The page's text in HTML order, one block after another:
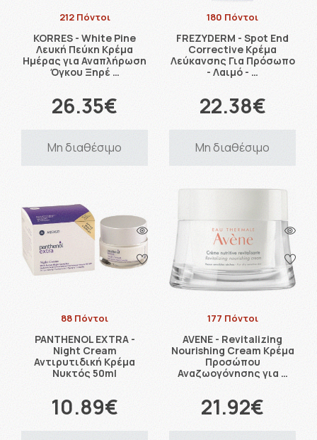
212 Πόντοι
KORRES - White Pine
Λευκή Πεύκη Κρέμα
Ημέρας για Αναπλήρωση
Όγκου Ξηρέ …
26.35€
Μη διαθέσιμο
180 Πόντοι
FREZYDERM - Spot End
Corrective Κρέμα
Λεύκανσης Για Πρόσωπο
- Λαιμό - …
22.38€
Μη διαθέσιμο
88 Πόντοι
PANTHENOL EXTRA -
Night Cream
Αντιρυτιδική Κρέμα
Νυκτός 50ml
10.89€
177 Πόντοι
AVENE - Revitalizing
Nourishing Cream Κρέμα
Προσώπου
Αναζωογόνησης για …
21.92€